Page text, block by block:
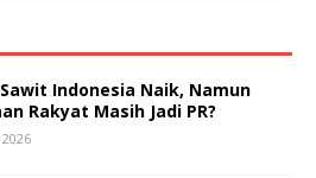
Indonesia Naik, Namun
Rakyat Masih Jadi PR?